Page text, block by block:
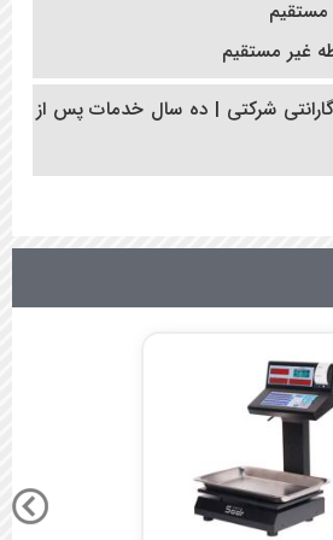
ماه گارانتی شرکتی | ده سال خدمات پس از